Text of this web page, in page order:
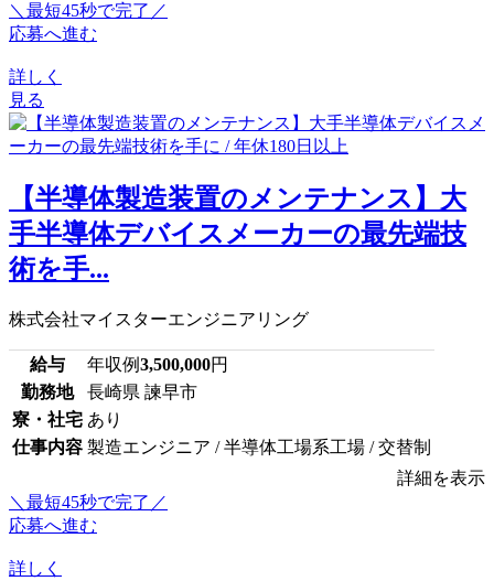
＼最短45秒で完了／
応募へ進む
詳しく
見る
【半導体製造装置のメンテナンス】大
手半導体デバイスメーカーの最先端技
術を手...
株式会社マイスターエンジニアリング
給与 年収例3,500,000円
勤務地
長崎県 諫早市
寮・社宅 あり
仕事内容 製造エンジニア / 半導体工場系工場 / 交替制
詳細を表示
＼最短45秒で完了／
応募へ進む
詳しく